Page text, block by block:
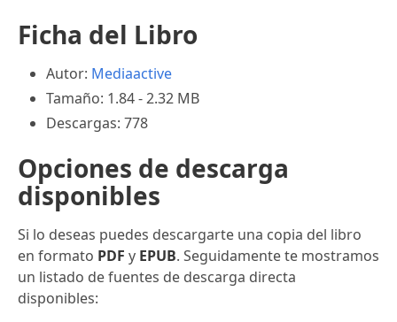
Ficha del Libro
Autor: Mediaactive
Tamaño: 1.84 - 2.32 MB
Descargas: 778
Opciones de descarga
disponibles
Si lo deseas puedes descargarte una copia del libro
en formato PDF y EPUB. Seguidamente te mostramos
un listado de fuentes de descarga directa
disponibles: